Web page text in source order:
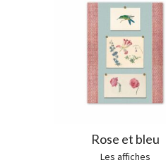
Rose et bleu
Les affiches